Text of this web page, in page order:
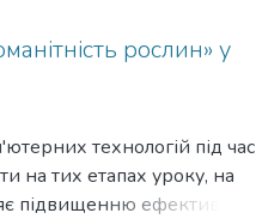
елементів наукового
формулювати
нову інформацію,
про біологічну
біоценозів, екосистем,
коли вчитель фактично
і положень, сприяє
рослин» у
технологій під час
на тих етапах уроку, на
підвищенню ефективності